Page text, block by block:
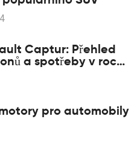
Captur: Přehled
a spotřeby v roce
pro automobily